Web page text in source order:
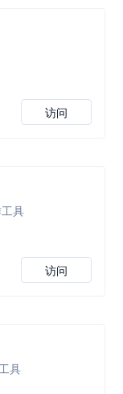
访问
具
访问
具